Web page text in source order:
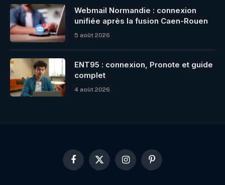
Webmail Normandie : connexion
unifiée après la fusion Caen-Rouen
5 août 2026
ENT95 : connexion, Pronote et guide
complet
4 août 2026
Facebook
X
InstagramPinterest